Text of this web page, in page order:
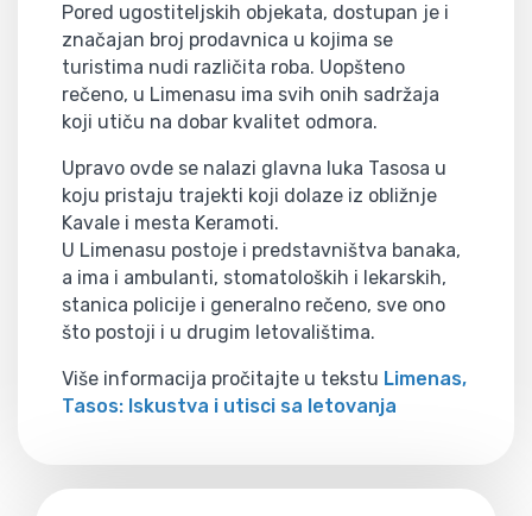
Pored ugostiteljskih objekata, dostupan je i
značajan broj prodavnica u kojima se
turistima nudi različita roba. Uopšteno
rečeno, u Limenasu ima svih onih sadržaja
koji utiču na dobar kvalitet odmora.
Upravo ovde se nalazi glavna luka Tasosa u
koju pristaju trajekti koji dolaze iz obližnje
Kavale i mesta Keramoti.
U Limenasu postoje i predstavništva banaka,
a ima i ambulanti, stomatoloških i lekarskih,
stanica policije i generalno rečeno, sve ono
što postoji i u drugim letovalištima.
Više informacija pročitajte u tekstu Limenas,
Tasos: Iskustva i utisci sa letovanja